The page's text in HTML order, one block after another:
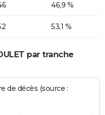
46,9 %
53,1 %
par tranche
de décès (source :